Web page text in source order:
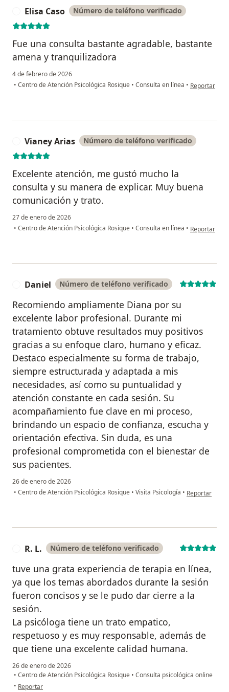
Elisa Caso Número de teléfono verificado
Fue una consulta bastante agradable, bastante
amena y tranquilizadora
4 de febrero de 2026
• Centro de Atención Psicológica Rosique • Consulta en línea • en opinión
Reportar
Vianey Arias Número de teléfono verificado
Excelente atención, me gustó mucho la
consulta y su manera de explicar. Muy buena
comunicación y trato.
27 de enero de 2026
• Centro de Atención Psicológica Rosique • Consulta en línea • en opinión
Reportar
Daniel Número de teléfono verificado
Recomiendo ampliamente Diana por su
excelente labor profesional. Durante mi
tratamiento obtuve resultados muy positivos
gracias a su enfoque claro, humano y eficaz.
Destaco especialmente su forma de trabajo,
siempre estructurada y adaptada a mis
necesidades, así como su puntualidad y
atención constante en cada sesión. Su
acompañamiento fue clave en mi proceso,
brindando un espacio de confianza, escucha y
orientación efectiva. Sin duda, es una
profesional comprometida con el bienestar de
sus pacientes.
26 de enero de 2026
• Centro de Atención Psicológica Rosique • Visita Psicología • en opinión del
Reportar
R. L. Número de teléfono verificado
tuve una grata experiencia de terapia en línea,
ya que los temas abordados durante la sesión
fueron concisos y se le pudo dar cierre a la
sesión.
La psicóloga tiene un trato empatico,
respetuoso y es muy responsable, además de
que tiene una excelente calidad humana.
26 de enero de 2026
• Centro de Atención Psicológica Rosique • Consulta psicológica online
• en opinión del usuario R. L.
Reportar